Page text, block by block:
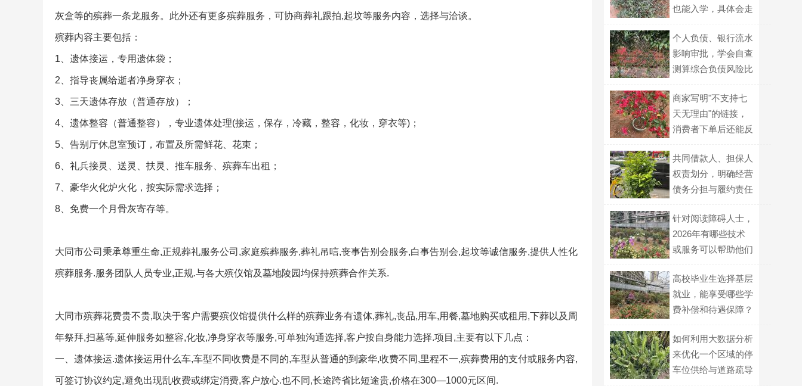
灰盒等的殡葬一条龙服务。此外还有更多殡葬服务，可协商葬礼跟拍,起坟等服务内容，选择与洽谈。
殡葬内容主要包括：
1、遗体接运，专用遗体袋；
2、指导丧属给逝者净身穿衣；
3、三天遗体存放（普通存放）；
4、遗体整容（普通整容），专业遗体处理(接运，保存，冷藏，整容，化妆，穿衣等)；
5、告别厅休息室预订，布置及所需鲜花、花束；
6、礼兵接灵、送灵、扶灵、推车服务、殡葬车出租；
7、豪华火化炉火化，按实际需求选择；
8、免费一个月骨灰寄存等。
大同市公司秉承尊重生命,正规葬礼服务公司,家庭殡葬服务,葬礼吊唁,丧事告别会服务,白事告别会,起坟等诚信服务,提供人性化
殡葬服务.服务团队人员专业,正规.与各大殡仪馆及墓地陵园均保持殡葬合作关系.
大同市殡葬花费贵不贵,取决于客户需要殡仪馆提供什么样的殡葬业务有遗体,葬礼,丧品,用车,用餐,墓地购买或租用,下葬以及周
年祭拜,扫墓等,延伸服务如整容,化妆,净身穿衣等服务,可单独沟通选择,客户按自身能力选择.项目,主要有以下几点：
一、遗体接运.遗体接运用什么车,车型不同收费是不同的,车型从普通的到豪华,收费不同,里程不一,殡葬费用的支付或服务内容,
可签订协议约定,避免出现乱收费或绑定消费,客户放心.也不同,长途跨省比短途贵,价格在300—1000元区间.
也能入学，具体会走
个人负债、银行流水
影响审批，学会自查
测算综合负债风险比
商家写明"不支持七
天无理由"的链接，
消费者下单后还能反
共同借款人、担保人
权责划分，明确经营
债务分担与履约责任
针对阅读障碍人士，
2026年有哪些技术
或服务可以帮助他们
息？
高校毕业生选择基层
就业，能享受哪些学
费补偿和待遇保障？
如何利用大数据分析
来优化一个区域的停
车位供给与道路疏导